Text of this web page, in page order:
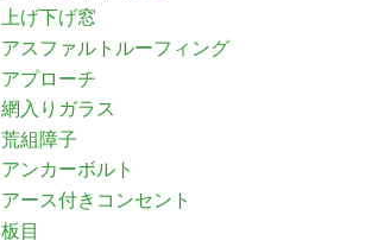
上げ下げ窓
アスファルトルーフィング
アプローチ
網入りガラス
荒組障子
アンカーボルト
アース付きコンセント
板目